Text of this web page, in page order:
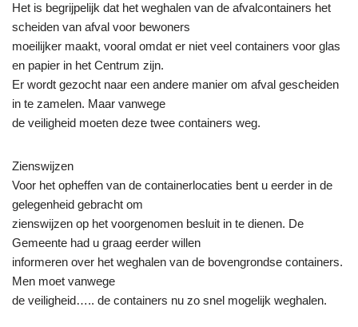
Het is begrijpelijk dat het weghalen van de afvalcontainers het
scheiden van afval voor bewoners
moeilijker maakt, vooral omdat er niet veel containers voor glas
en papier in het Centrum zijn.
Er wordt gezocht naar een andere manier om afval gescheiden
in te zamelen. Maar vanwege
de veiligheid moeten deze twee containers weg.
Zienswijzen
Voor het opheffen van de containerlocaties bent u eerder in de
gelegenheid gebracht om
zienswijzen op het voorgenomen besluit in te dienen. De
Gemeente had u graag eerder willen
informeren over het weghalen van de bovengrondse containers.
Men moet vanwege
de veiligheid….. de containers nu zo snel mogelijk weghalen.